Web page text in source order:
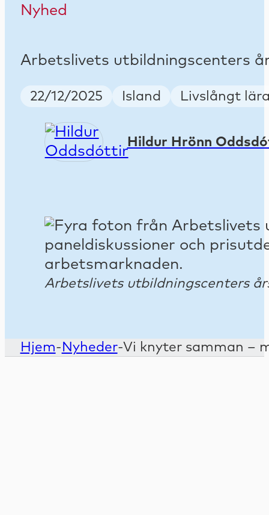
Nyhed
Arbetslivets utbildningscenters
Publish Date
22/12/2025 Country
Island Keywords
Livslångt
Hildur Hrönn
Arbetslivets utbildningscenters
Hjem- Nyheder-Vi knyter samman –